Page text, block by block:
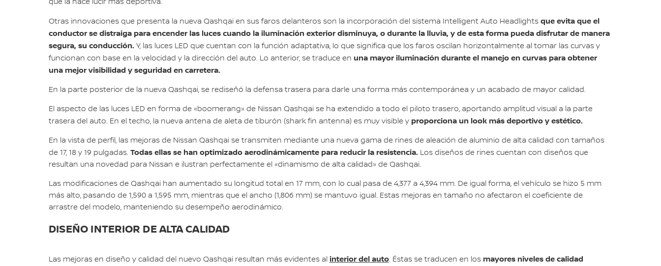
que la hace lucir más deportiva.
Otras innovaciones que presenta la nueva Qashqai en sus faros delanteros son la incorporación del sistema Intelligent Auto Headlights que evita que el
conductor se distraiga para encender las luces cuando la iluminación exterior disminuya, o durante la lluvia, y de esta forma pueda disfrutar de manera
segura, su conducción. Y, las luces LED que cuentan con la función adaptativa, lo que significa que los faros oscilan horizontalmente al tomar las curvas y
funcionan con base en la velocidad y la dirección del auto. Lo anterior, se traduce en una mayor iluminación durante el manejo en curvas para obtener
una mejor visibilidad y seguridad en carretera.
En la parte posterior de la nueva Qashqai, se rediseñó la defensa trasera para darle una forma más contemporánea y un acabado de mayor calidad.
El aspecto de las luces LED en forma de «boomerang» de Nissan Qashqai se ha extendido a todo el piloto trasero, aportando amplitud visual a la parte
trasera del auto. En el techo, la nueva antena de aleta de tiburón (shark fin antenna) es muy visible y proporciona un look más deportivo y estético.
En la vista de perfil, las mejoras de Nissan Qashqai se transmiten mediante una nueva gama de rines de aleación de aluminio de alta calidad con tamaños
de 17, 18 y 19 pulgadas. Todas ellas se han optimizado aerodinámicamente para reducir la resistencia. Los diseños de rines cuentan con diseños que
resultan una novedad para Nissan e ilustran perfectamente el «dinamismo de alta calidad» de Qashqai.
Las modificaciones de Qashqai han aumentado su longitud total en 17 mm, con lo cual pasa de 4,377 a 4,394 mm. De igual forma, el vehículo se hizo 5 mm
más alto, pasando de 1,590 a 1,595 mm, mientras que el ancho (1,806 mm) se mantuvo igual. Estas mejoras en tamaño no afectaron el coeficiente de
arrastre del modelo, manteniendo su desempeño aerodinámico.
DISEÑO INTERIOR DE ALTA CALIDAD
Las mejoras en diseño y calidad del nuevo Qashqai resultan más evidentes al interior del auto. Éstas se traducen en los mayores niveles de calidad